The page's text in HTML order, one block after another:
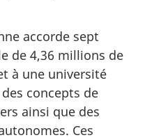
accorde sept
de 4,36 millions de
à une université
concepts de
ainsi que des
Ces